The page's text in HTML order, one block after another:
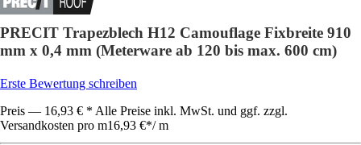
PRECIT Trapezblech H12 Camouflage Fixbreite 910
mm x 0,4 mm (Meterware ab 120 bis max. 600 cm)
Erste Bewertung schreiben
Preis — 16,93 € * Alle Preise inkl. MwSt. und ggf. zzgl.
Versandkosten pro m16,93 €*/ m